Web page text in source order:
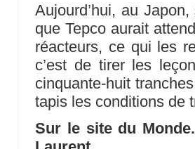
Aujourd’hui, au
que Tepco aurait
réacteurs, ce qui les
c’est de tirer les
cinquante-huit
tapis les conditions de
Sur le site du